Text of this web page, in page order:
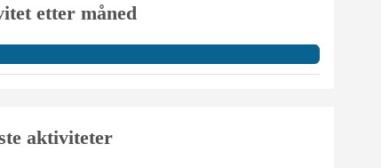
etter måned
aktiviteter